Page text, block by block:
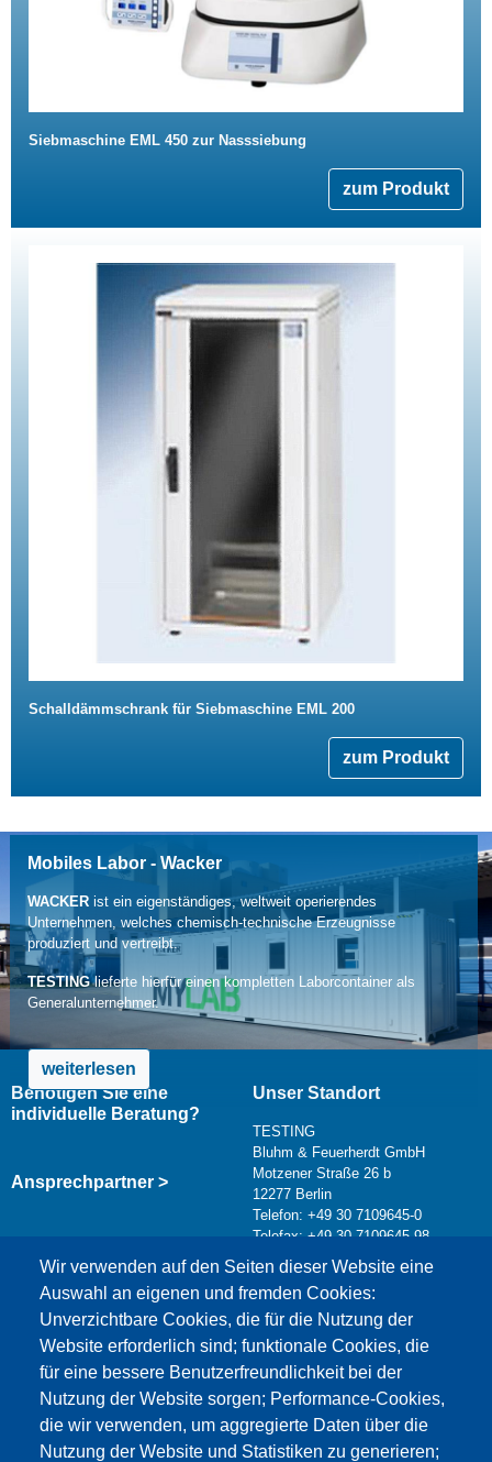
Siebmaschine EML 450 zur Nasssiebung
zum Produkt
Schalldämmschrank für Siebmaschine EML 200
zum Produkt
Mobiles Labor - Wacker
WACKERist ein eigenständiges, weltweit operierendes
Unternehmen, welches chemisch-technische Erzeugnisse
produziert und vertreibt.
TESTINGlieferte hierfür einen kompletten Laborcontainer als
Generalunternehmer.
weiterlesen
Wir verwenden auf den Seiten dieser Website eine
Auswahl an eigenen und fremden Cookies:
Unverzichtbare Cookies, die für die Nutzung der
Website erforderlich sind; funktionale Cookies, die
für eine bessere Benutzerfreundlichkeit bei der
Nutzung der Website sorgen; Performance-Cookies,
die wir verwenden, um aggregierte Daten über die
Nutzung der Website und Statistiken zu generieren;
Benötigen Sie eine
individuelle Beratung?
Ansprechpartner >
Unser Standort
TESTING
Bluhm & Feuerherdt GmbH
Motzener Straße 26 b
12277 Berlin
Telefon: +49 30 7109645-0
Telefax: +49 30 7109645-98
info@testing.de
Dieser Inhalt ist blockiert, da die Google Maps